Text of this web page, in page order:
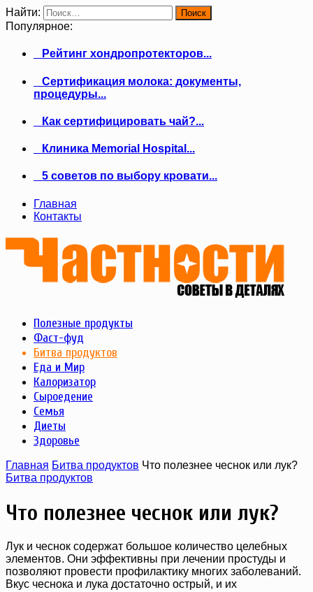
Найти:
Популярное:
Рейтинг хондропротекторов...
Сертификация молока: документы,
процедуры...
Как сертифицировать чай?...
Клиника Memorial Hospital...
5 советов по выбору кровати...
Главная
Контакты
Полезные продукты
Фаст-фуд
Битва продуктов
Еда и Мир
Калоризатор
Сыроедение
Семья
Диеты
Здоровье
Главная Битва продуктов Что полезнее чеснок или лук?
Битва продуктов
Что полезнее чеснок или лук?
Лук и чеснок содержат большое количество целебных
элементов. Они эффективны при лечении простуды и
позволяют провести профилактику многих заболеваний.
Вкус чеснока и лука достаточно острый, и их